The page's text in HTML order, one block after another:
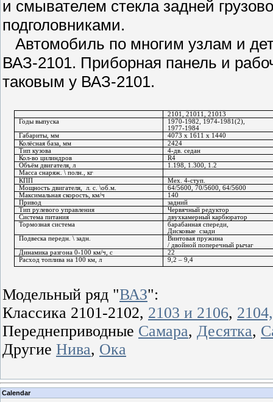
и смывателем стекла задней
подголовниками.
Автомобиль по многим узлам и
ВАЗ-2101. Приборная панель и
таковым у ВАЗ-2101.
2101, 21011, 21013
Годы выпуска
1970-1982, 1974-1981(2),
1977-1984
Габариты, мм
4073 х 1611 х 1440
Колёсная база, мм
2424
Тип кузова
4-дв. седан
Кол-во цилиндров
R4
Объём двигателя, л
1.198, 1.300, 1.2
Масса снаряж. \ полн., кг
КПП
Мех. 4-ступ.
Мощность двигателя,
л. с. \об.м.
64/5600, 70/5600, 64/5600
Максимальная скорость, км/ч
140
Привод
задний
Тип рулевого управления
Червячный редуктор
Система питания
двухкамерный карбюратор
Тормозная система
барабанная спереди,
Дисковые сзади
Подвеска передн. \ задн.
Винтовая пружина
/ двойной поперечный рычаг
Динамика разгона 0-100 км/ч, с
22
Расход топлива на 100 км, л
9,2 – 9,4
Модельный ряд "ВАЗ":
Классика 2101-2102, 2103 и 2106,
Переднеприводные Самара, Десятка,
Другие Нива, Ока
Calendar